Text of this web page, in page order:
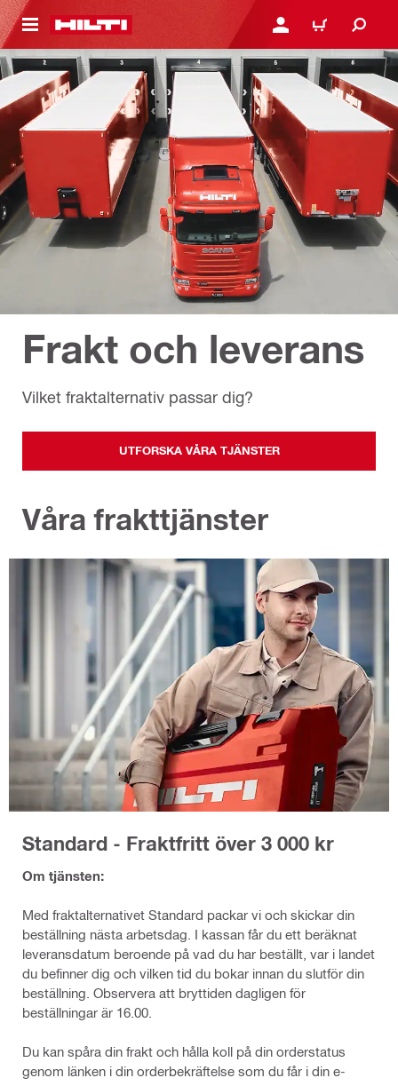
GÅ TILL HUVUDSIDAN LOGGA IN ELLER
VARUKORG
Frakt och leverans
Vilket fraktalternativ passar dig?
UTFORSKA VÅRA TJÄNSTER
Våra frakttjänster
Standard - Fraktfritt över 3 000 kr
Om tjänsten:
Med fraktalternativet Standard packar vi och skickar din
beställning nästa arbetsdag. I kassan får du ett beräknat
leveransdatum beroende på vad du har beställt, var i landet
du befinner dig och vilken tid du bokar innan du slutför din
beställning. Observera att bryttiden dagligen för
beställningar är 16.00.
Du kan spåra din frakt och hålla koll på din orderstatus
genom länken i din orderbekräftelse som du får i din e-